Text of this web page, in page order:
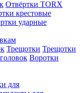
Отвёртки TORX
крестовые
ударные
Трещотки Трещотки
Воротки
для